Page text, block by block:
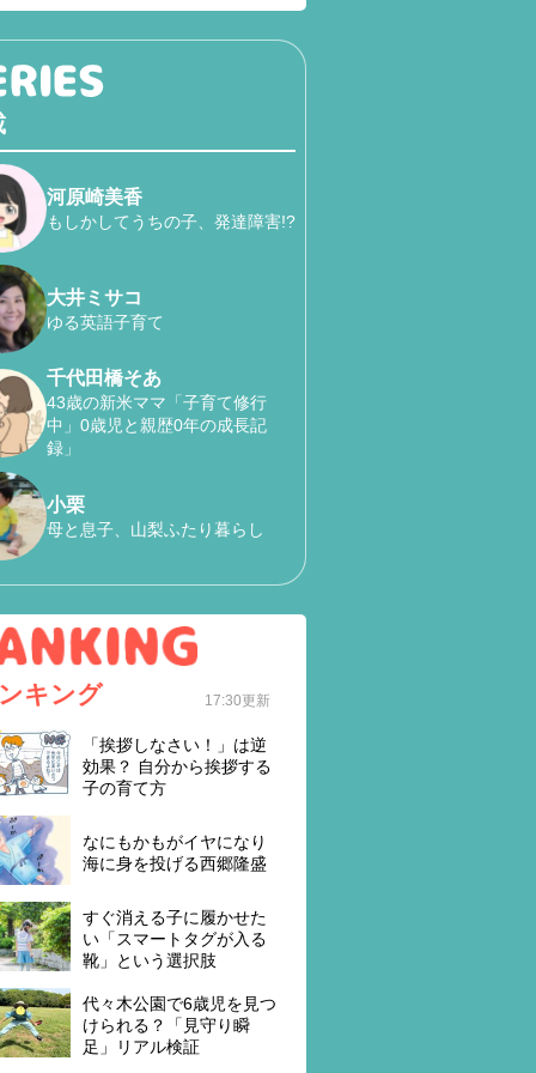
河原崎美香
もしかしてうちの子、発達障害!?
大井ミサコ
ゆる英語子育て
千代田橋そあ
43歳の新米ママ「子育て修行
中」0歳児と親歴0年の成長記
録」
小栗
母と息子、山梨ふたり暮らし
キング 17:30更新
「挨拶しなさい！」は逆
効果？ 自分から挨拶する
子の育て方
なにもかもがイヤになり
海に身を投げる西郷隆盛
すぐ消える子に履かせた
い「スマートタグが入る
靴」という選択肢
代々木公園で6歳児を見つ
けられる？「見守り瞬
足」リアル検証